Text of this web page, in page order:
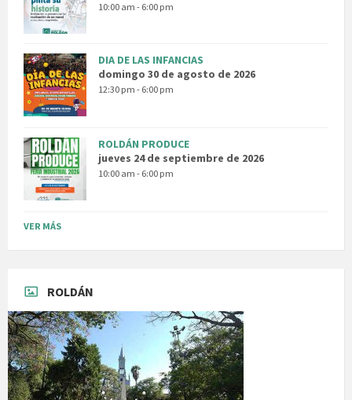
10:00 am - 6:00 pm
DIA DE LAS INFANCIAS
domingo 30 de agosto de 2026
12:30 pm - 6:00 pm
ROLDÁN PRODUCE
jueves 24 de septiembre de 2026
10:00 am - 6:00 pm
VER MÁS
ROLDÁN